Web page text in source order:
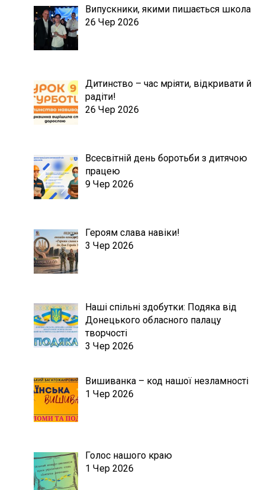
Випускники, якими пишається школа
26 Чер 2026
Дитинство – час мріяти, відкривати й
радіти!
26 Чер 2026
Всесвітній день боротьби з дитячою
працею
9 Чер 2026
Героям слава навіки!
3 Чер 2026
Наші спільні здобутки: Подяка від
Донецького обласного палацу
творчості
3 Чер 2026
Вишиванка – код нашої незламності
1 Чер 2026
Голос нашого краю
1 Чер 2026